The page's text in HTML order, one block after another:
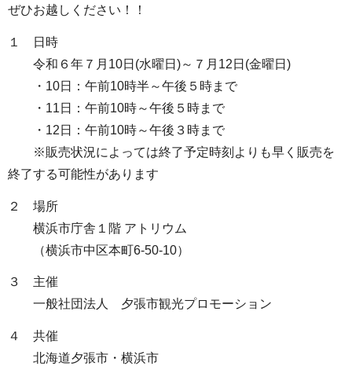
ぜひお越しください！！
１ 日時
令和６年７月10日(水曜日)～７月12日(金曜日)
・10日：午前10時半～午後５時まで
・11日：午前10時～午後５時まで
・12日：午前10時～午後３時まで
※販売状況によっては終了予定時刻よりも早く販売を
終了する可能性があります
２ 場所
横浜市庁舎１階 アトリウム
（横浜市中区本町6-50-10）
３ 主催
一般社団法人 夕張市観光プロモーション
４ 共催
北海道夕張市・横浜市